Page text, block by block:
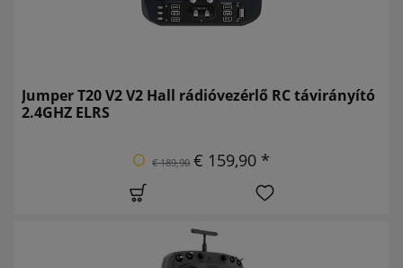
Jumper T20 V2 V2 Hall rádióvezérlő RC távirányító
2.4GHZ ELRS
€ 189,90 € 159,90 *